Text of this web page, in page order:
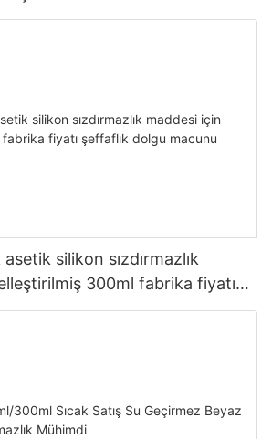
mutfak için
silikon sızdırmazlık
300ml fabrika fiyatı